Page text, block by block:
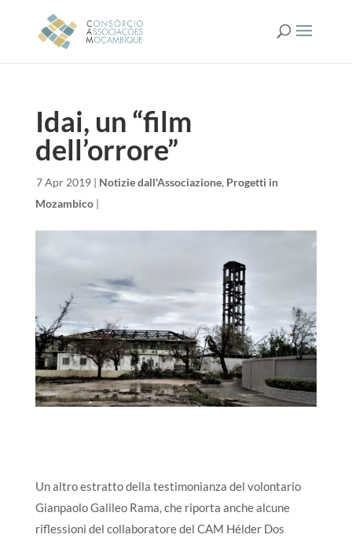
Idai, un “film
dell’orrore”
7 Apr 2019| Notizie dall'Associazione, Progetti in
Mozambico|
Un altro estratto della testimonianza del volontario
Gianpaolo Galileo Rama, che riporta anche alcune
riflessioni del collaboratore del CAM Hélder Dos